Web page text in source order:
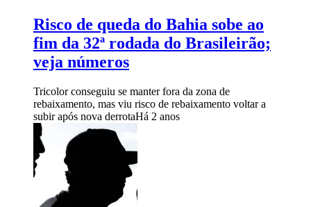
Risco de queda do Bahia sobe ao
fim da 32ª rodada do Brasileirão;
veja números
Tricolor conseguiu se manter fora da zona de
rebaixamento, mas viu risco de rebaixamento voltar a
subir após nova derrotaHá 2 anos